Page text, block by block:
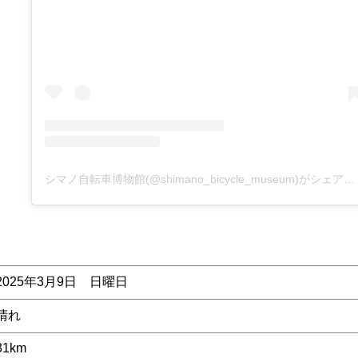
シマノ自転車博物館(@shimano_bicycle_museum)がシェアした投稿
年3月9日 日曜日
れ